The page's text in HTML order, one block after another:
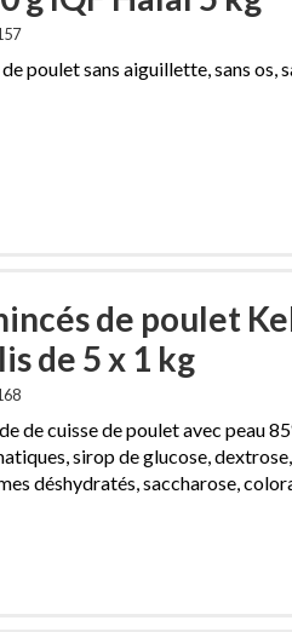
poulet sans aiguillette, sans os,
de poulet
de 5 x 1 kg
de cuisse de poulet avec peau
sirop de glucose,
déshydratés, saccharose,